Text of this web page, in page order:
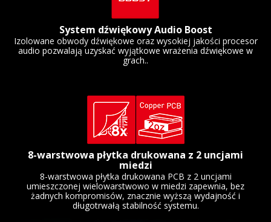
System dźwiękowy Audio Boost
Izolowane obwody dźwiękowe oraz wysokiej jakości procesor
audio pozwalają uzyskać wyjątkowe wrażenia dźwiękowe w
grach..
8-warstwowa płytka drukowana z 2 uncjami
miedzi
8-warstwowa płytka drukowana PCB z 2 uncjami
umieszczonej wielowarstwowo w miedzi zapewnia, bez
żadnych kompromisów, znacznie wyższą wydajność i
długotrwałą stabilność systemu.